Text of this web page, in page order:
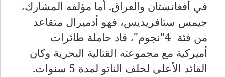
في أفغانستان والعراق. أما مؤلفه المشارك،
جيمس ستافريديس، فهو أدميرال متقاعد
من فئة "4نجوم"، قاد حاملة طائرات
أميركية مع مجموعته القتالية البحرية وكان
القائد الأعلى لحلف الناتو لمدة 5 سنوات
.